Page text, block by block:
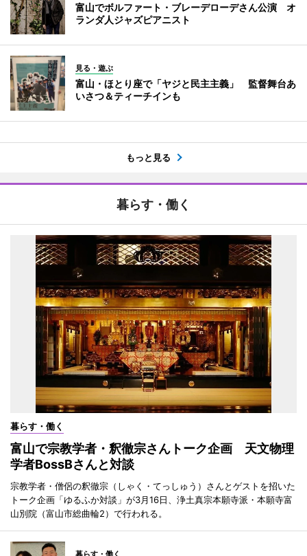
富山でボルファート・ブレーデローデさん公演 オ
ランダ人ジャズピアニスト
見る・遊ぶ
富山・ほとり座で「ヤジと民主主義」 監督舞台あ
いさつ＆ティーチインも
もっと見る
暮らす・働く
暮らす・働く
富山で宗教学者・釈徹宗さんトーク企画 天文物理
学者BossBさんと対談
宗教学者・僧侶の釈徹宗（しゃく・てっしゅう）さんとゲストを招いた
トーク企画「ゆるふか対談」が3月16日、浄土真宗本願寺派・本願寺富
山別院（富山市総曲輪2）で行われる。
暮らす・働く